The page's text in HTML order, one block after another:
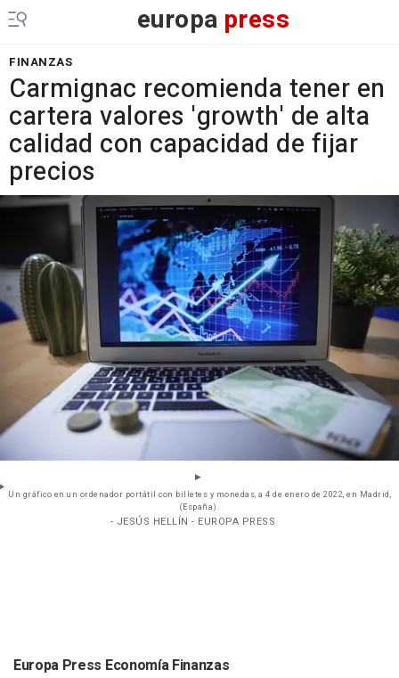
europa press
FINANZAS
Carmignac recomienda tener en
cartera valores 'growth' de alta
calidad con capacidad de fijar
precios
Un gráfico en un ordenador portátil con billetes y monedas, a 4 de enero de 2022, en Madrid,
(España).
- JESÚS HELLÍN - EUROPA PRESS
Europa Press Economía Finanzas